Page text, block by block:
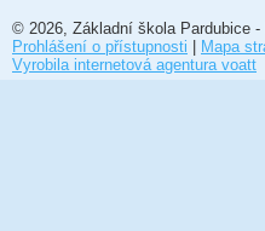
© 2026, Základní škola Pardubice
Prohlášení o přístupnosti | Mapa
Vyrobila internetová agentura voatt